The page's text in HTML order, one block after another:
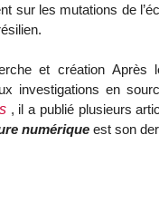
sur les mutations de
et création
investigations en
, il a publié plusieurs
numérique est son